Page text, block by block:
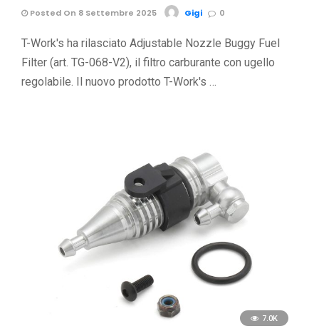
Posted On 8 Settembre 2025 Gigi 0
T-Work's ha rilasciato Adjustable Nozzle Buggy Fuel
Filter (art. TG-068-V2), il filtro carburante con ugello
regolabile. Il nuovo prodotto T-Work's …
7.0K